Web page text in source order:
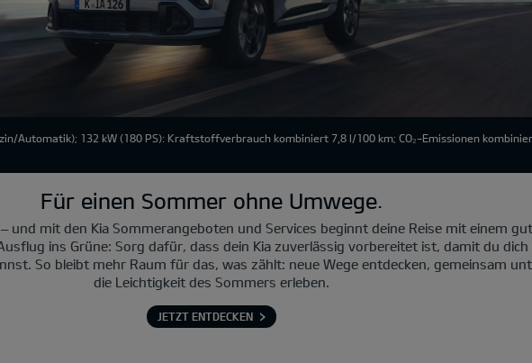
Automatik); 132 kW (180 PS): Kraftstoffverbrauch kombiniert 7,8 l/100 km; CO₂-Emissionen
Für einen Sommer ohne Umwege.
und mit den Kia Sommerangeboten und Services beginnt deine Reise mit einem
ins Grüne: Sorg dafür, dass dein Kia zuverlässig vorbereitet ist, damit du
So bleibt mehr Raum für das, was zählt: neue Wege entdecken, gemeinsam
die Leichtigkeit des Sommers erleben.
JETZT ENTDECKEN